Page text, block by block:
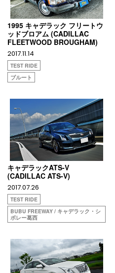
1995 キャデラック フリートウ
ッドブロアム (CADILLAC
FLEETWOOD BROUGHAM)
2017.11.14
TEST RIDE
ブルート
キャデラックATS-V
(CADILLAC ATS-V)
2017.07.26
TEST RIDE
BUBU FREEWAY / キャデラック・シ
ボレー葛西